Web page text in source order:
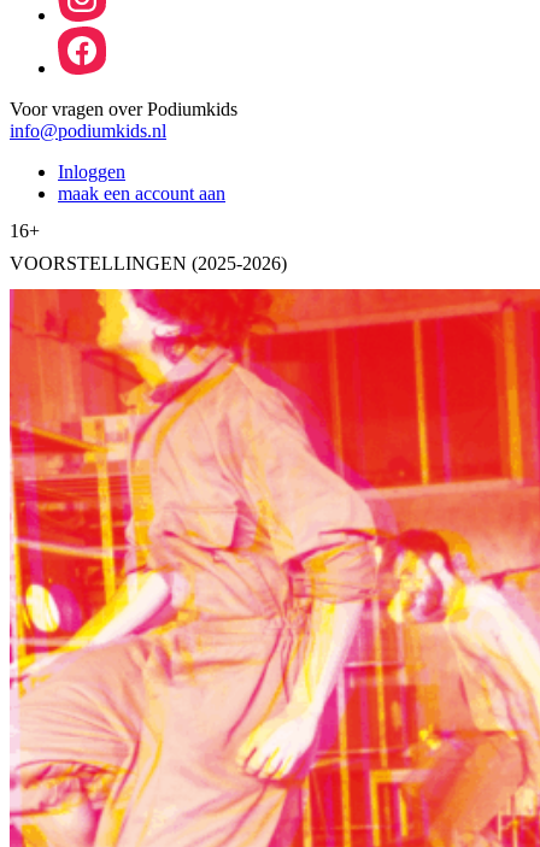
Voor vragen over Podiumkids
info@podiumkids.nl
Inloggen
maak een account aan
16+
VOORSTELLINGEN (2025-2026)